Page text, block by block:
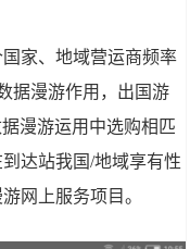
家、地域营运商频率
据漫游作用，出国游
漫游运用中选购相匹
达站我国/地域享有性
网上服务项目。